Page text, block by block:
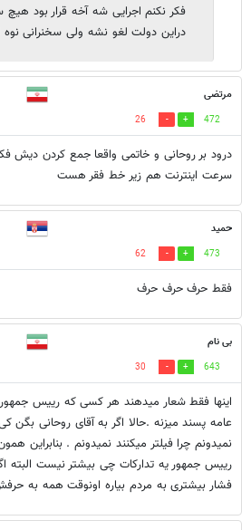
فکر نکنم اجرایی شه آخه قرار بود
دراین دولت لغو نشه ولی سخنرانی نوه
مرتضی
472
26
درود بر روحانی و خاتمی واقعا جمع کردن دیش
سرعت اینترنت هم زیر خط فقر هست
حمید
473
62
فقط حرف حرف حرف
بی نام
643
30
اینها فقط شعار میدهند هر کسی که رییس
عامه پسند میزنه .حالا اگر به آقای روحانی بگن
نمیدونم چرا فیلتر میکنند نمیدونم . بنابراین
رییس جمهور یه تدارکات چی بیشتر نیست البته
فشار بیشتری به مردم بیاره اونوقت همه به